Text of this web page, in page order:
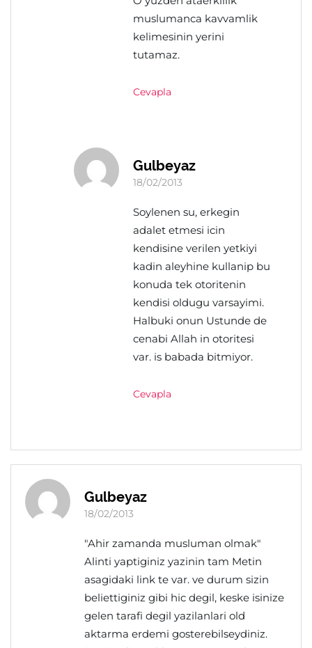
muslumanca kavvamlik
kelimesinin yerini
tutamaz.
Cevapla
Gulbeyaz
18/02/2013
Soylenen su, erkegin
adalet etmesi icin
kendisine verilen yetkiyi
kadin aleyhine kullanip bu
konuda tek otoritenin
kendisi oldugu varsayimi.
Halbuki onun Ustunde de
cenabi Allah in otoritesi
var. is babada bitmiyor.
Cevapla
Gulbeyaz
18/02/2013
"Ahir zamanda musluman olmak"
Alinti yaptiginiz yazinin tam Metin
asagidaki link te var. ve durum sizin
beliettiginiz gibi hic degil, keske isinize
gelen tarafi degil yazilanlari old
aktarma erdemi gosterebilseydiniz.